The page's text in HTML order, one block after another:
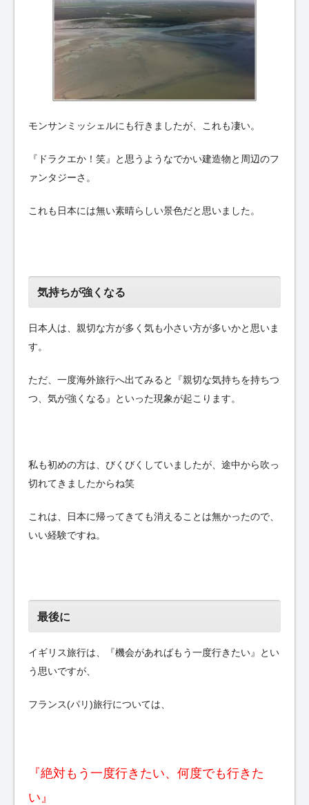
モンサンミッシェルにも行きましたが、これも凄い。
『ドラクエか！笑』と思うようなでかい建造物と周辺のフ
ァンタジーさ。
これも日本には無い素晴らしい景色だと思いました。
気持ちが強くなる
日本人は、親切な方が多く気も小さい方が多いかと思いま
す。
ただ、一度海外旅行へ出てみると『親切な気持ちを持ちつ
つ、気が強くなる』といった現象が起こります。
私も初めの方は、びくびくしていましたが、途中から吹っ
切れてきましたからね笑
これは、日本に帰ってきても消えることは無かったので、
いい経験ですね。
最後に
イギリス旅行は、『機会があればもう一度行きたい』とい
う思いですが、
フランス(パリ)旅行については、
『絶対もう一度行きたい、何度でも行きた
い』